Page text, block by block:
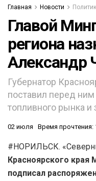
Главная Новости
Главой
региона
Александр
Губернатор
поставил перед
топливного рынка и
02 июля Время прочтения:
#НОРИЛЬСК.
Красноярского
подписал